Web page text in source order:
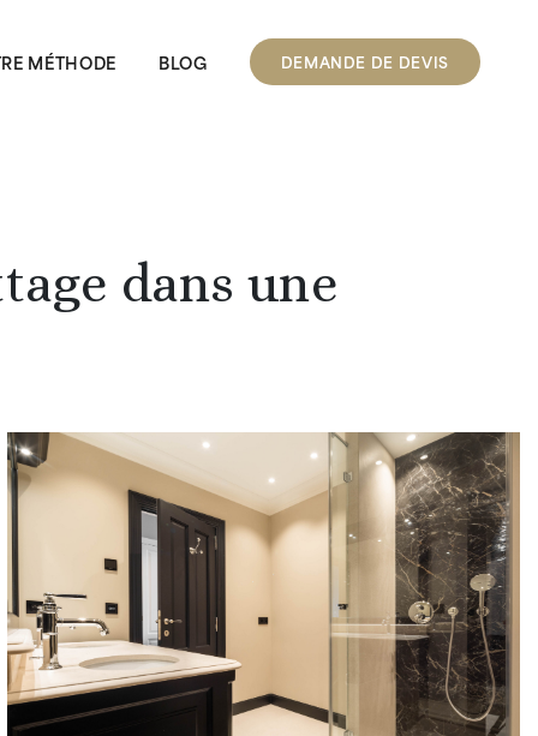
MÉTHODE BLOG DEMANDE DE DEVIS
dans une